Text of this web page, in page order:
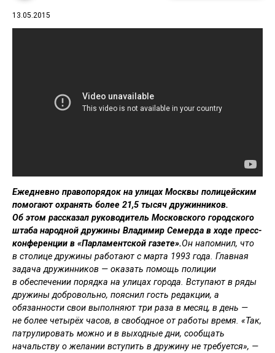
13.05.2015
Ежедневно правопорядок на улицах Москвы полицейским
помогают охранять более 21,5 тысяч дружинников.
Об этом рассказал руководитель Московского городского
штаба народной дружины Владимир Семерда в ходе пресс-
конференции в «Парламентской газете».Он напомнил, что
в столице дружины работают с марта 1993 года. Главная
задача дружинников — оказать помощь полиции
в обеспечении порядка на улицах города. Вступают в ряды
дружины добровольно, пояснил гость редакции, а
обязанности свои выполняют три раза в месяц, в день —
не более четырёх часов, в свободное от работы время. «Так,
патрулировать можно и в выходные дни, сообщать
начальству о желании вступить в дружину не требуется», —